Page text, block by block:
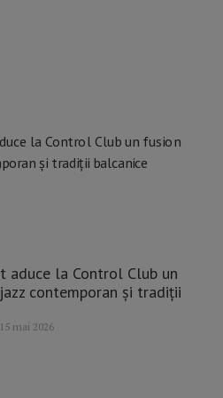
aduce la Control Club un
contemporan și tradiții
15 mai 2026